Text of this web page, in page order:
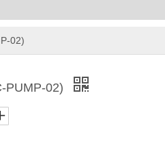
02)
PUMP-02)